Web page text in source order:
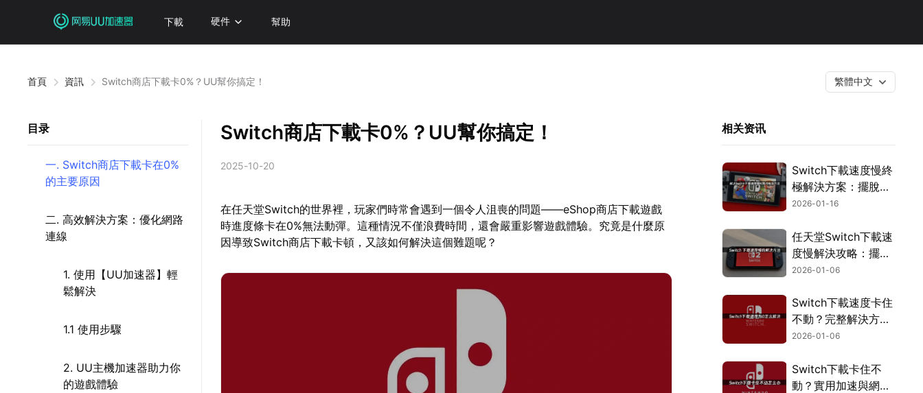
下載 硬件 幫助
首頁 資訊 Switch商店下載卡0%？UU幫你搞定！ 繁體中文
目录
一. Switch商店下載卡在0%
的主要原因
二. 高效解決方案：優化網路
連線
1. 使用【UU加速器】輕
鬆解決
1.1 使用步驟
2. UU主機加速器助力你
的遊戲體驗
Switch商店下載卡0%？UU幫你搞定！
2025-10-20
在任天堂Switch的世界裡，玩家們時常會遇到一個令人沮喪的問題——eShop商店下載遊戲
時進度條卡在0%無法動彈。這種情況不僅浪費時間，還會嚴重影響遊戲體驗。究竟是什麼原
因導致Switch商店下載卡頓，又該如何解決這個難題呢？
相关资讯
Switch下載速度慢終
極解決方案：擺脫龜
速，暢玩無阻！
2026-01-16
任天堂Switch下載速
度慢解決攻略：擺脫
龜速，輕鬆下載遊
2026-01-06
Switch下載速度卡住
不動？完整解決方案
看這裡！
2026-01-06
Switch下載卡住不
動？實用加速與網路